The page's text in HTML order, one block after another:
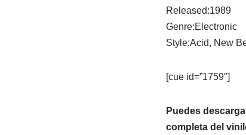
Released:1989
Genre:Electronic
Style:Acid, New
[cue id=”1759″]
Puedes
completa del